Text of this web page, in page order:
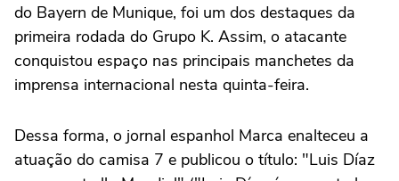
do Bayern de Munique, foi um dos destaques da
primeira rodada do Grupo K. Assim, o atacante
conquistou espaço nas principais manchetes da
imprensa internacional nesta quinta-feira.
Dessa forma, o jornal espanhol Marca enalteceu a
atuação do camisa 7 e publicou o título: "Luis Díaz